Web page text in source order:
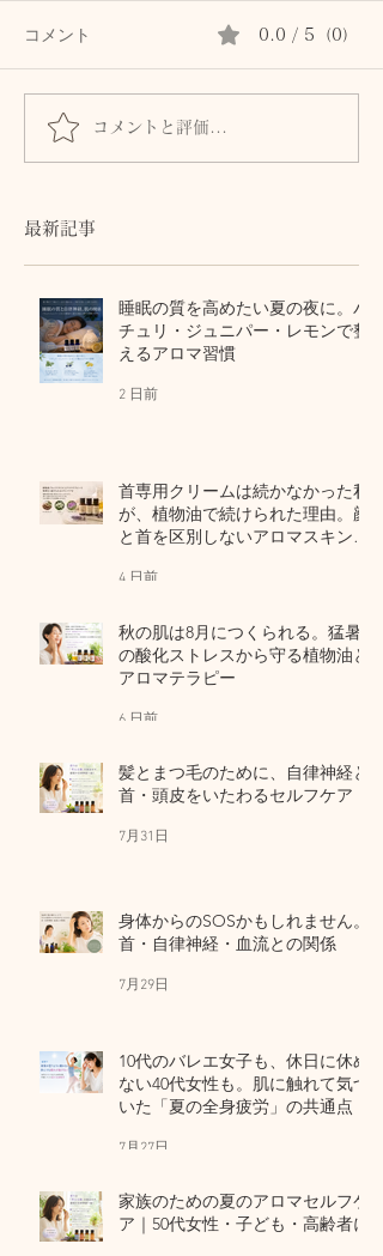
セラピストこそ、自律神
経が乱れやすい？
コメント 0.0 / 5（0）
コメントと評価...
最新記事
睡眠の質を高めたい夏の夜に。パ
チュリ・ジュニパー・レモンで整
えるアロマ習慣
2 日前
首専用クリームは続かなかった私
が、植物油で続けられた理由。顔
と首を区別しないアロマスキンケ
4 日前
秋の肌は8月につくられる。猛暑
の酸化ストレスから守る植物油と
アロマテラピー
6 日前
髪とまつ毛のために、自律神経と
首・頭皮をいたわるセルフケア
7月31日
身体からのSOSかもしれません。
首・自律神経・血流との関係
7月29日
10代のバレエ女子も、休日に休め
ない40代女性も。肌に触れて気づ
いた「夏の全身疲労」の共通点
7月27日
家族のための夏のアロマセルフケ
ア｜50代女性・子ども・高齢者に